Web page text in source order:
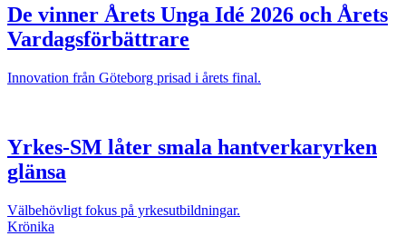
De vinner Årets Unga Idé 2026 och Årets
Vardagsförbättrare
Innovation från Göteborg prisad i årets final.
Yrkes-SM låter smala hantverkaryrken
glänsa
Välbehövligt fokus på yrkesutbildningar.
Krönika